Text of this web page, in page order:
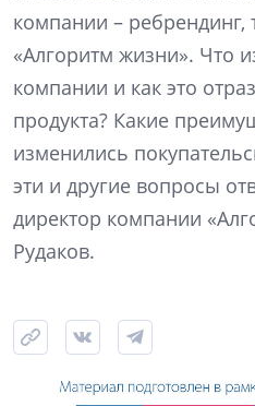
компании – ребрендинг,
«Алгоритм жизни». Что
компании и как это
продукта? Какие
изменились
эти и другие вопросы
директор компании
Рудаков.